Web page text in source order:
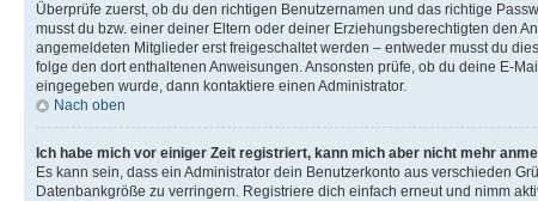
Überprüfe zuerst, ob du den richtigen Benutzernamen und das richtige
musst du bzw. einer deiner Eltern oder deiner Erziehungsberechtigten den
angemeldeten Mitglieder erst freigeschaltet werden – entweder musst du
folge den dort enthaltenen Anweisungen. Ansonsten prüfe, ob du deine E-
eingegeben wurde, dann kontaktiere einen Administrator.
Nach oben
Ich habe mich vor einiger Zeit registriert, kann mich aber nicht mehr
Es kann sein, dass ein Administrator dein Benutzerkonto aus verschieden
Datenbankgröße zu verringern. Registriere dich einfach erneut und nimm